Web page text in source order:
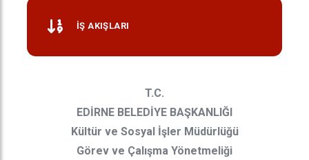
İŞ AKIŞLARI
T.C.
EDİRNE BELEDİYE BAŞKANLIĞI
Kültür ve Sosyal İşler Müdürlüğü
Görev ve Çalışma Yönetmeliği